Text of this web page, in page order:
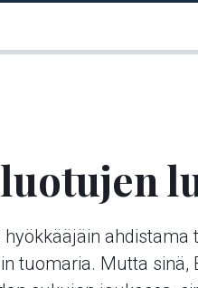
tuomaria. Mutta sinä,